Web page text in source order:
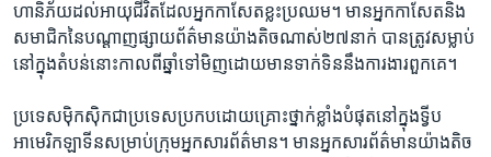
ហានិភ័យ​ដល់​អាយុ​ជីវិត​ដែល​អ្នក​កាសែត​ខ្លះ​ប្រឈម។ មាន​អ្នក​កាសែត​និង​
សមាជិក​នៃ​បណ្តាញ​ផ្សាយ​ព័ត៌មាន​យ៉ាង​តិច​ណាស់​២៧​នាក់ ​បាន​ត្រូវ​សម្លាប់
នៅ​ក្នុង​តំបន់​នោះ​កាល​ពី​ឆ្នាំ​ទៅ​មិញ​ដោយ​មាន​ទាក់​ទិន​នឹង​ការងារ​ពួក​គេ។
ប្រទេស​ម៉ិកស៊ិក​ជា​ប្រទេសប្រកប​ដោយ​គ្រោះ​ថ្នាក់​ខ្លាំង​បំផុត​នៅ​ក្នុង​ទ្វីប​
អាមេរិក​ឡាទីនសម្រាប់ក្រុម​អ្នក​សារព័ត៌មាន។​ មានអ្នក​សារព័ត៌មាន​យ៉ាង​តិច​